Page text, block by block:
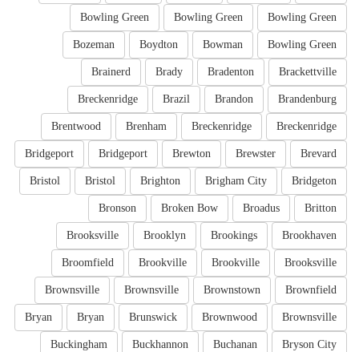
Bowling Green
Bowling Green
Bowling Green
Bowling Green
Bowman
Boydton
Bozeman
Brackettville
Bradenton
Brady
Brainerd
Brandenburg
Brandon
Brazil
Breckenridge
Breckenridge
Breckenridge
Brenham
Brentwood
Brevard
Brewster
Brewton
Bridgeport
Bridgeport
Bridgeton
Brigham City
Brighton
Bristol
Bristol
Britton
Broadus
Broken Bow
Bronson
Brookhaven
Brookings
Brooklyn
Brooksville
Brooksville
Brookville
Brookville
Broomfield
Brownfield
Brownstown
Brownsville
Brownsville
Brownsville
Brownwood
Brunswick
Bryan
Bryan
Bryson City
Buchanan
Buckhannon
Buckingham